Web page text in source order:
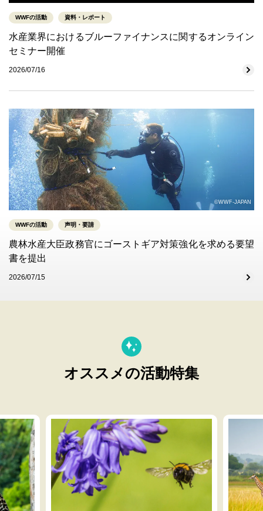
WWFの活動 資料・レポート
水産業界におけるブルーファイナンスに関するオンライン
セミナー開催
2026/07/16
©WWF-JAPAN
WWFの活動 声明・要請
農林水産大臣政務官にゴーストギア対策強化を求める要望
書を提出
2026/07/15
オススメの活動特集